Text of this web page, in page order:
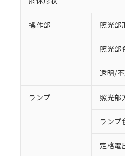
操作部 照光部
照光部
透明/
ランプ 照光部
ランプ
定格電